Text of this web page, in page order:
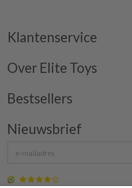
Klantenservice
Over Elite Toys
Bestsellers
Nieuwsbrief